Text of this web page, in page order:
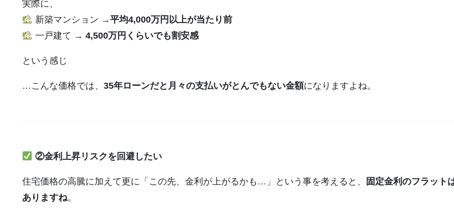
実際に、
新築マンション →平均4,000万円以上が当たり前
一戸建て → 4,500万円くらいでも割安感
という感じ
…こんな価格では、 35年ローンだと月々の支払いがとんでもない金額になりますよね。
②金利上昇リスクを回避したい
住宅価格の高騰に加えて更に「この先、金利が上がるかも…」という事を考えると、
固定金利のフラット
ありますね。